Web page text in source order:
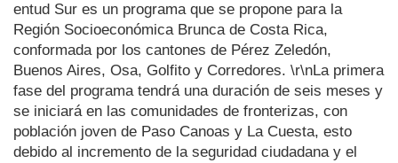
entud Sur es un programa que se propone para la
Región Socioeconómica Brunca de Costa Rica,
conformada por los cantones de Pérez Zeledón,
Buenos Aires, Osa, Golfito y Corredores. \r\nLa primera
fase del programa tendrá una duración de seis meses y
se iniciará en las comunidades de fronterizas, con
población joven de Paso Canoas y La Cuesta, esto
debido al incremento de la seguridad ciudadana y el